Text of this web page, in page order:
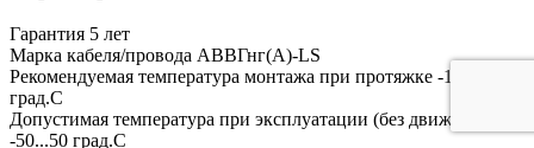
Гарантия 5 лет
Марка кабеля/провода АВВГнг(А)-LS
Рекомендуемая температура монтажа при протяжке -15...-15
град.C
Допустимая температура при эксплуатации (без движения)
-50...50 град.C